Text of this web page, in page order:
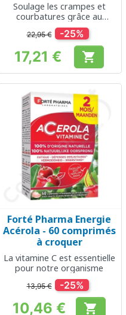
Soulage les crampes et
courbatures grâce au
magnésium
22,95 € -25%
Prix
17,21 € 
Forté Pharma Energie
Acérola - 60 comprimés
à croquer
La vitamine C est essentielle
pour notre organisme
13,95 € -25%
10,46 € 